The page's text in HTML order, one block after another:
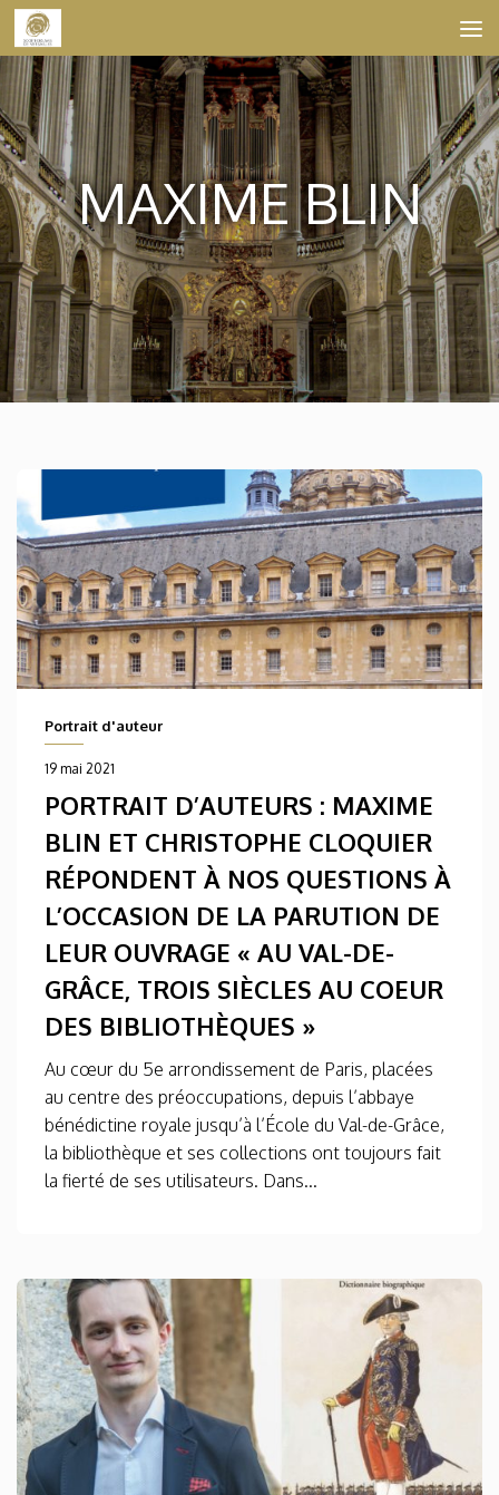
Skip to content
MAXIME BLIN
Portrait d'auteur
19 mai 2021
PORTRAIT D’AUTEURS : MAXIME
BLIN ET CHRISTOPHE CLOQUIER
RÉPONDENT À NOS QUESTIONS À
L’OCCASION DE LA PARUTION DE
LEUR OUVRAGE « AU VAL-DE-
GRÂCE, TROIS SIÈCLES AU COEUR
DES BIBLIOTHÈQUES »
Au cœur du 5e arrondissement de Paris, placées
au centre des préoccupations, depuis l’abbaye
bénédictine royale jusqu’à l’École du Val-de-Grâce,
la bibliothèque et ses collections ont toujours fait
la fierté de ses utilisateurs. Dans...